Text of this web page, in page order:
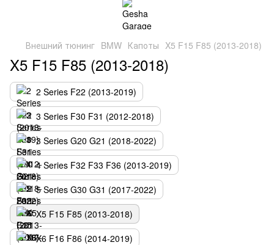
Внешний тюнинг BMW Капоты X5 F15 F85 (2013-2018)
X5 F15 F85 (2013-2018)
2 Series F22 (2013-2019)
3 Series F30 F31 (2012-2018)
3 Series G20 G21 (2018-2022)
4 Series F32 F33 F36 (2013-2019)
5 Series G30 G31 (2017-2022)
X5 F15 F85 (2013-2018)
X6 F16 F86 (2014-2019)